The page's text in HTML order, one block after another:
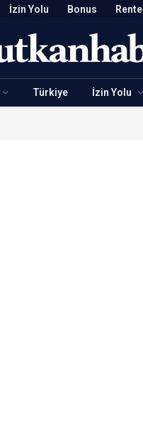
İzin Yolu Bonus Rente
Türkiye İzin Yolu